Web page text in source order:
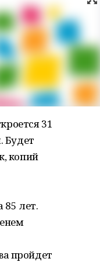
31
Будет
копий
85 лет.
пройдет